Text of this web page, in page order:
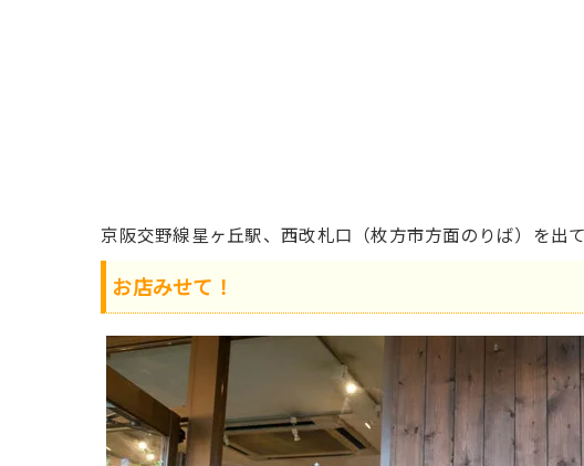
京阪交野線星ヶ丘駅、西改札口（枚方市方面のりば）を出
お店みせて！